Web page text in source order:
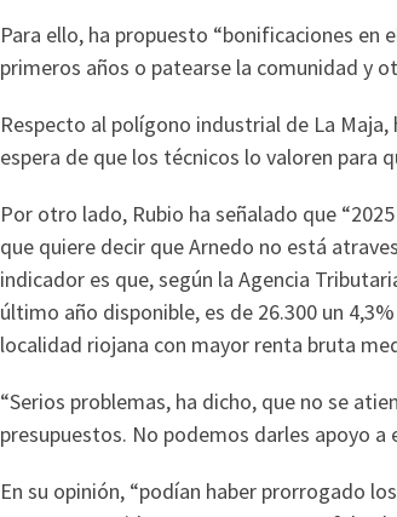
Para ello, ha propuesto “bonificaciones en
primeros años o patearse la comunidad y
Respecto al polígono industrial de La
espera de que los técnicos lo valoren para
Por otro lado, Rubio ha señalado que
que quiere decir que Arnedo no está
indicador es que, según la Agencia
último año disponible, es de 26.300 un
localidad riojana con mayor renta bruta
“Serios problemas, ha dicho, que no se
presupuestos. No podemos darles apoyo
En su opinión, “podían haber prorrogado